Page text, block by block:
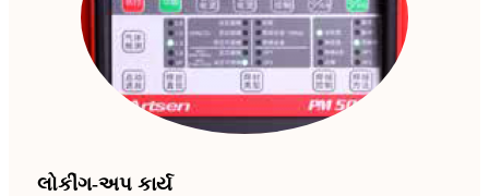
લોકીંગ-અપ કાર્ય